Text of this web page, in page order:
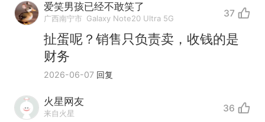
爱笑男孩已经不敢笑了
广西南宁市 Galaxy Note20 Ultra 5G 37
扯蛋呢？销售只负责卖，收钱的是
财务
2026-06-07 回复
火星网友
来自火星 36